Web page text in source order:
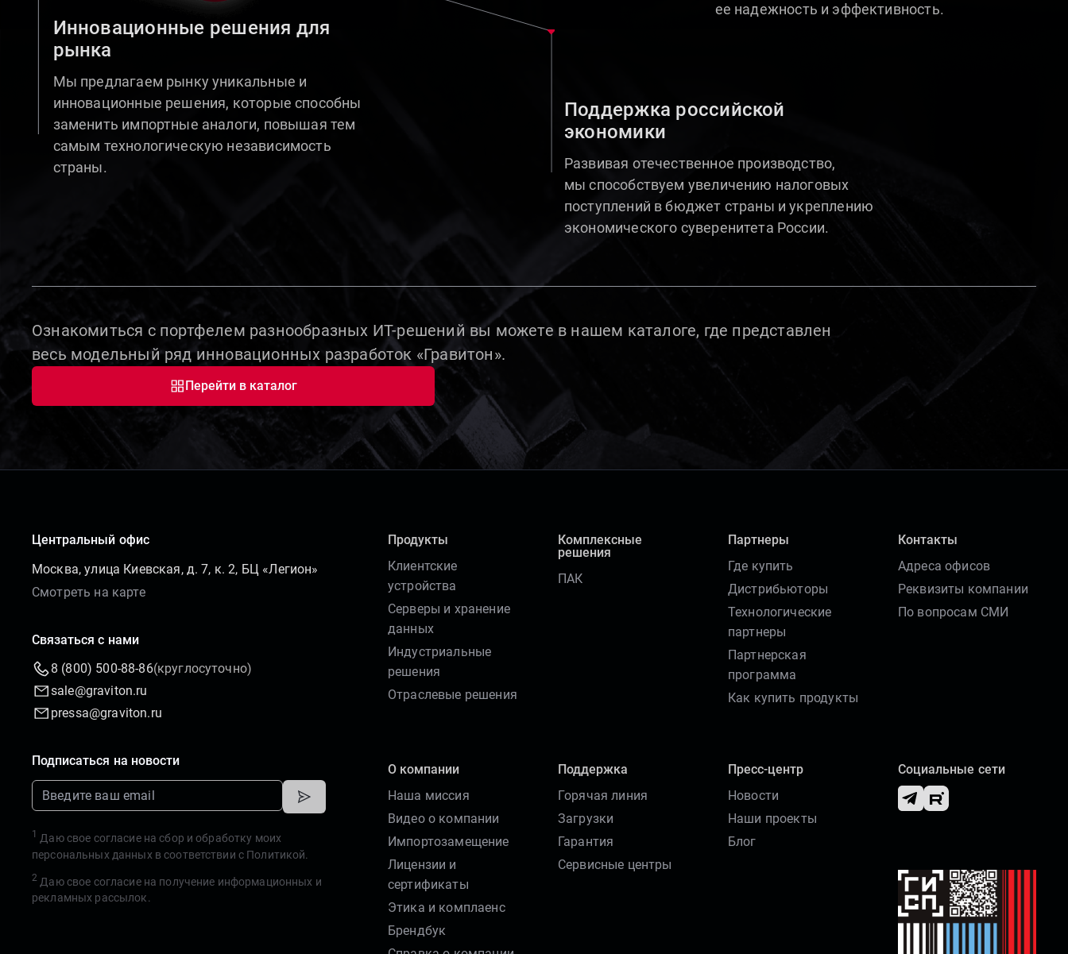
ее надежность и эффективность.
Поддержка российской
экономики
Развивая отечественное производство,
мы способствуем увеличению налоговых
поступлений в бюджет страны и укреплению
экономического суверенитета России.
Инновационные решения для
рынка
Мы предлагаем рынку уникальные и
инновационные решения, которые способны
заменить импортные аналоги, повышая тем
самым технологическую независимость
страны.
Ознакомиться с портфелем разнообразных ИТ-решений вы можете в нашем каталоге, где представлен
весь модельный ряд инновационных разработок «Гравитон».
Перейти в каталог
Центральный офис
Москва, улица Киевская, д. 7, к. 2, БЦ «Легион»
Смотреть на карте
Связаться с нами
8 (800) 500-88-86(круглосуточно)
sale@graviton.ru
pressa@graviton.ru
Подписаться на новости
1 Даю свое согласие на сбор и обработку моих
персональных данных в соответствии с Политикой.
2 Даю свое согласие на получение информационных и
рекламных рассылок.
Продукты
Клиентские
устройства
Серверы и хранение
данных
Индустриальные
решения
Отраслевые решения
Комплексные
решения
ПАК
Партнеры
Где купить
Дистрибьюторы
Технологические
партнеры
Партнерская
программа
Как купить продукты
Контакты
Адреса офисов
Реквизиты компании
По вопросам СМИ
О компании
Наша миссия
Видео о компании
Импортозамещение
Лицензии и
сертификаты
Этика и комплаенс
Брендбук
Поддержка
Горячая линия
Загрузки
Гарантия
Сервисные центры
Пресс-центр
Новости
Наши проекты
Блог
Социальные сети